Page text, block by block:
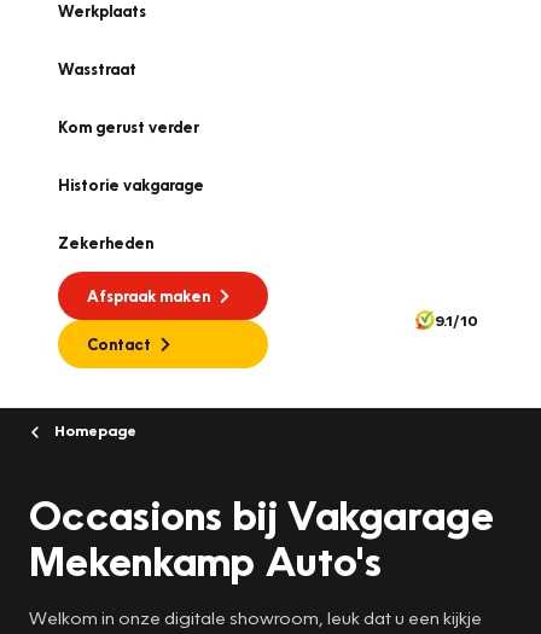
Werkplaats
Wasstraat
Kom gerust verder
Historie vakgarage
Zekerheden
Afspraak maken
Contact
9.1/10
Homepage
Occasions bij Vakgarage
Mekenkamp Auto's
Welkom in onze digitale showroom, leuk dat u een kijkje